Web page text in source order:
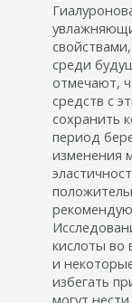
среди
отмечают,
средств с
сохранить
период
изменения
кислоты во
и
избегать